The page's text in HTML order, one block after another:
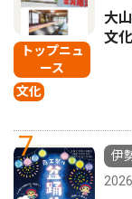
トップニュ
ース
文化
大
文
7
伊